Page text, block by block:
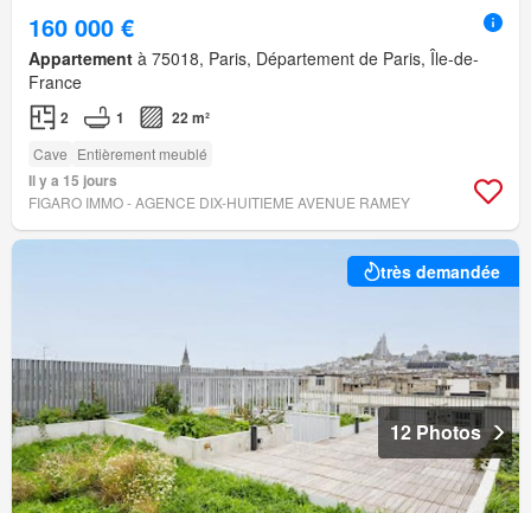
160 000 €
Appartement à 75018, Paris, Département de Paris, Île-de-
France
2 1 22 m²
Cave Entièrement meublé
Il y a 15 jours
FIGARO IMMO - AGENCE DIX-HUITIEME AVENUE RAMEY
très demandée
12 Photos